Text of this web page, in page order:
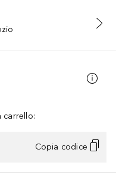
carrello:
Copia codice